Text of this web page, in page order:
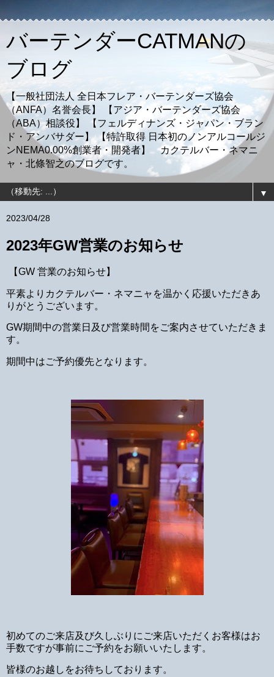
バーテンダーCATMANの
ブログ
【一般社団法人 全日本フレア・バーテンダーズ協会
（ANFA）名誉会長】 【アジア・バーテンダーズ協会
（ABA）相談役】 【フェルディナンズ・ジャパン・ブラン
ド・アンバサダー】 【特許取得 日本初のノンアルコールジ
ンNEMA0.00%創業者・開発者】 カクテルバー・ネマニ
ャ・北條智之のブログです。
▼
2023/04/28
2023年GW営業のお知らせ
【GW 営業のお知らせ】
平素よりカクテルバー・ネマニャを温かく応援いただきあ
りがとうございます。
GW期間中の営業日及び営業時間をご案内させていただきま
す。
期間中はご予約優先となります。
初めてのご来店及び久しぶりにご来店いただくお客様はお
手数ですが事前にご予約をお願いいたします。
皆様のお越しをお待ちしております。